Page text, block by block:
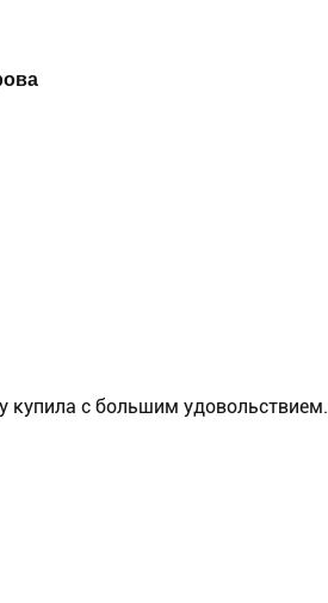
купила с большим удовольствием.